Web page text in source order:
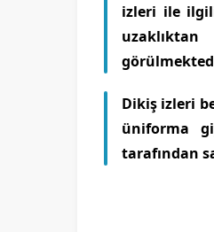
izleri ile
Dikiş izleri
üniforma
tarafından